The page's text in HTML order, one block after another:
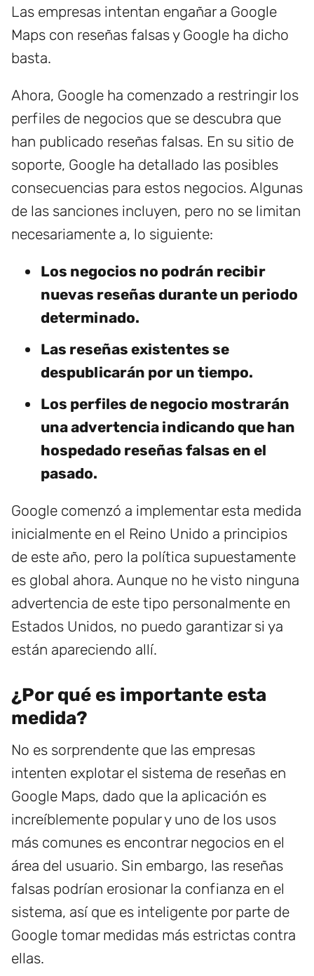
Las empresas intentan engañar a Google
Maps con reseñas falsas y Google ha dicho
basta.
Ahora, Google ha comenzado a restringir los
perfiles de negocios que se descubra que
han publicado reseñas falsas. En su sitio de
soporte, Google ha detallado las posibles
consecuencias para estos negocios. Algunas
de las sanciones incluyen, pero no se limitan
necesariamente a, lo siguiente:
Los negocios no podrán recibir
nuevas reseñas durante un periodo
determinado.
Las reseñas existentes se
despublicarán por un tiempo.
Los perfiles de negocio mostrarán
una advertencia indicando que han
hospedado reseñas falsas en el
pasado.
Google comenzó a implementar esta medida
inicialmente en el Reino Unido a principios
de este año, pero la política supuestamente
es global ahora. Aunque no he visto ninguna
advertencia de este tipo personalmente en
Estados Unidos, no puedo garantizar si ya
están apareciendo allí.
¿Por qué es importante esta
medida?
No es sorprendente que las empresas
intenten explotar el sistema de reseñas en
Google Maps, dado que la aplicación es
increíblemente popular y uno de los usos
más comunes es encontrar negocios en el
área del usuario. Sin embargo, las reseñas
falsas podrían erosionar la confianza en el
sistema, así que es inteligente por parte de
Google tomar medidas más estrictas contra
ellas.